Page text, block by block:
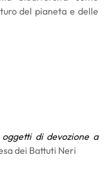
del pianeta e delle
oggetti di devozione a
dei Battuti Neri